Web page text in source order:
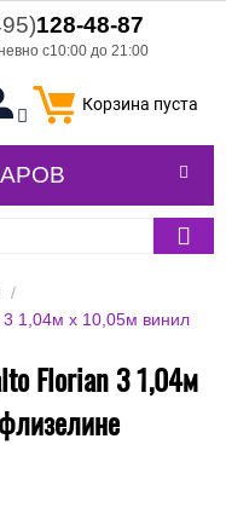
128-48-87
с10:00 до 21:00
Корзина пуста
/
1,04м х 10,05м винил
Florian 3 1,04м